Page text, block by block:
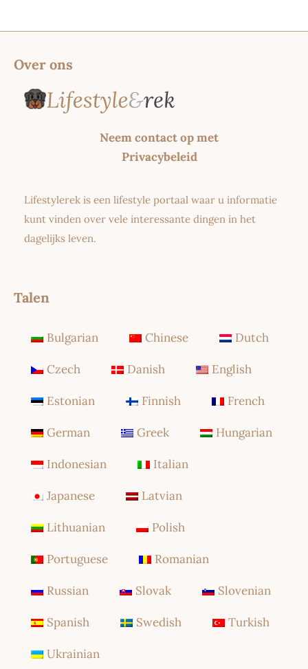
Over ons
Neem contact op met
Privacybeleid
Lifestylerek is een lifestyle portaal waar u informatie
kunt vinden over vele interessante dingen in het
dagelijks leven.
Talen
Bulgarian Chinese Dutch
Czech Danish English
Estonian Finnish French
German Greek Hungarian
Indonesian Italian
Japanese Latvian
Lithuanian Polish
Portuguese Romanian
Russian Slovak Slovenian
Spanish Swedish Turkish
Ukrainian